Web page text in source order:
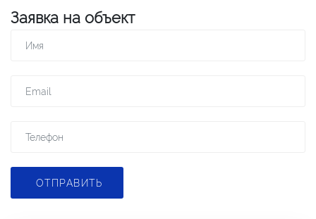
Заявка на объект
ОТПРАВИТЬ